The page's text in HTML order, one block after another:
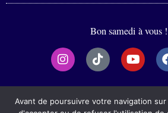
Bon samedi à vous
I
n
s
t
a
T
i
k
t
o
Y
o
u
t
u
2020-2025
Avant de poursuivre votre navigation